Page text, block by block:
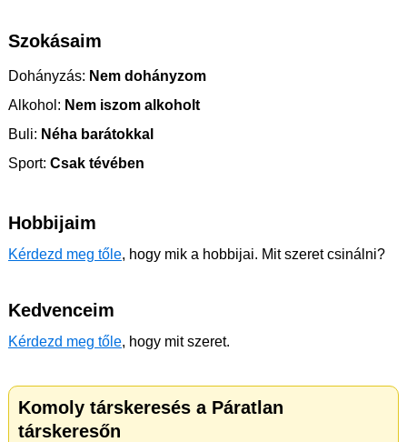
Szokásaim
Dohányzás: Nem dohányzom
Alkohol: Nem iszom alkoholt
Buli: Néha barátokkal
Sport: Csak tévében
Hobbijaim
Kérdezd meg tőle, hogy mik a hobbijai. Mit szeret csinálni?
Kedvenceim
Kérdezd meg tőle, hogy mit szeret.
Komoly társkeresés a Páratlan
társkeresőn